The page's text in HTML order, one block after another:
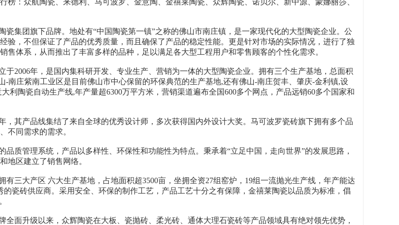
榜：众航陶瓷、来德利、马可波罗、金意陶、金禧莱陶瓷、众辉陶瓷、诺贝尔、新中源、蒙娜丽莎、
瓷集团旗下品牌。地处有“中国陶瓷第一镇”之称的佛山市南庄镇，是一家现代化的大型陶瓷企业。公
验，不但保证了产品的优秀质量，而且确保了产品的稳定性能。更是针对市场的实际情况，进行了独
售体系，从而推出了丰富多样的品种，足以满足各大型工程用户和零售顾客的个性化需求。
于2006年，是国内集科研开发、专业生产、营销为一体的大型陶瓷企业。拥有三个生产基地，总面积
-南庄紫南工业区是目前佛山市中心保留的环保典范的生产基地,还有佛山-南庄贺丰、肇庆-金利镇,设
利陶瓷自动生产线,年产量超6300万平方米，营销渠道遍布全国600多个网点，产品远销60多个国家和
，其产品线集结了来自全球的优秀设计师，多次获得国内外设计大奖。马可波罗瓷砖旗下拥有多个品
不同需求的需求。
品质管理系统，产品以多样性、环保性和功能性为特点。秉承着“立足中国，走向世界”的发展思路，
地区建立了销售网络。
有三大产区 六大生产基地，占地面积超3500亩，坐拥全资27组窑炉，19组一流抛光生产线，年产能达
的瓷砖供应商。采用安全、环保的制作工艺，产品工艺十分之有保障，金禧莱陶瓷以品质为标准，倡
全面升级以来，众辉陶瓷在大板、瓷抛砖、柔光砖、通体大理石瓷砖等产品领域具有绝对领先优势，